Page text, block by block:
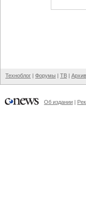
Техноблог | Форумы | ТВ | Архив
Об издании |